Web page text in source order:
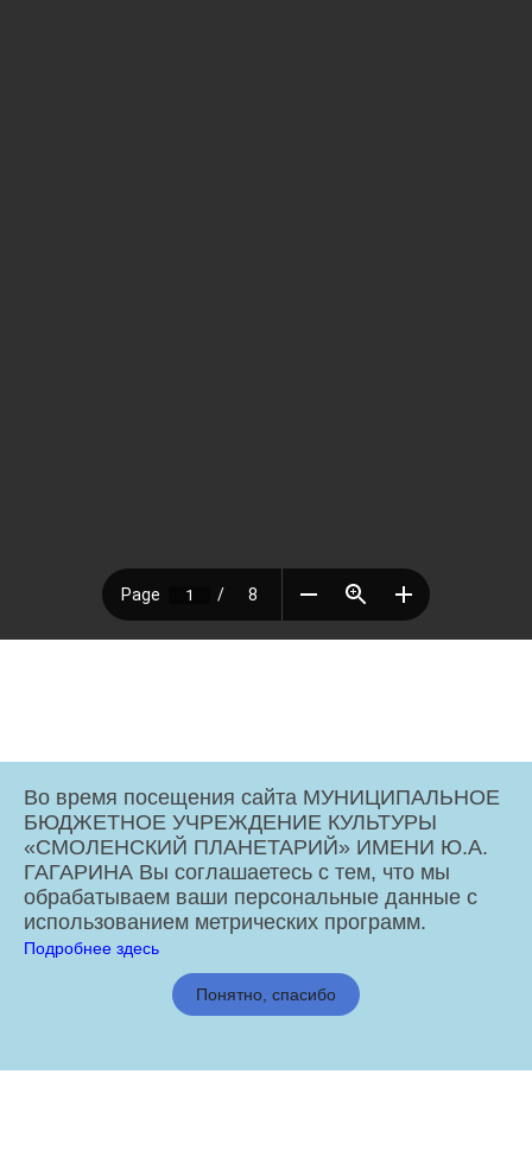
МБУК «Смоленский Планетарий» имени Ю.А. Гагарина © 2026
Администрация города Смоленска
Во время посещения сайта МУНИЦИПАЛЬНОЕ
БЮДЖЕТНОЕ УЧРЕЖДЕНИЕ КУЛЬТУРЫ
«СМОЛЕНСКИЙ ПЛАНЕТАРИЙ» ИМЕНИ Ю.А.
ГАГАРИНА Вы соглашаетесь с тем, что мы
обрабатываем ваши персональные данные с
использованием метрических программ.
Подробнее здесь
Понятно, спасибо